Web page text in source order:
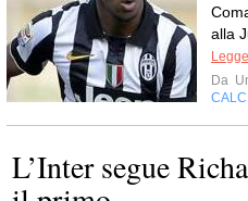
alla
Da
L’Inter segue